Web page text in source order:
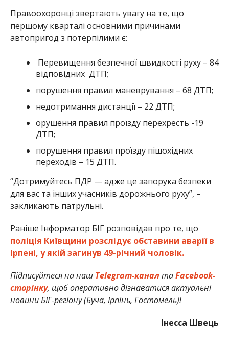
Правоохоронці звертають увагу на те, що
першому кварталі основними причинами
автопригод з потерпілими є:
Перевищення безпечної швидкості руху – 84
відповідних ДТП;
порушення правил маневрування – 68 ДТП;
недотримання дистанції – 22 ДТП;
орушення правил проїзду перехресть -19
ДТП;
порушення правил проїзду пішохідних
переходів – 15 ДТП.
“Дотримуйтесь ПДР — адже це запорука безпеки
для вас та інших учасників дорожнього руху”, –
закликають патрульні.
Раніше Інформатор БІГ розповідав про те, що
поліція Київщини розслідує обставини аварії в
Ірпені, у якій загинув 49-річний чоловік.
Підписуйтеся на наш Telegram-канал таFacebook-
сторінку, щоб оперативно дізнаватися актуальні
новини БІГ-регіону (Буча, Ірпінь, Гостомель)!
Інесса Швець